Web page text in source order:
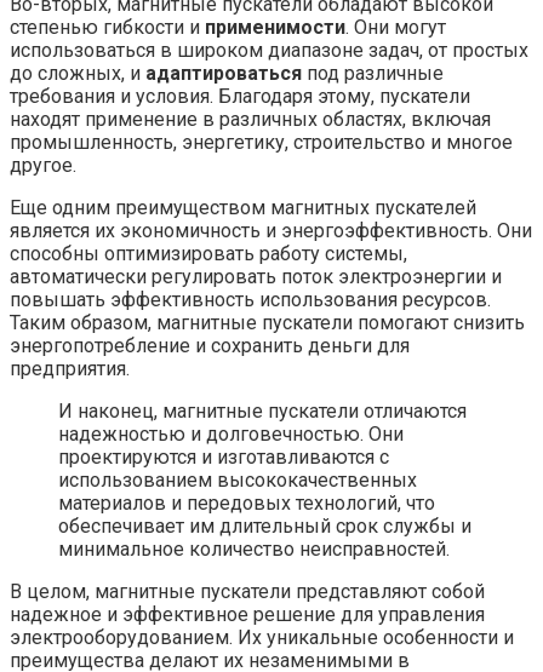
степенью гибкости и применимости. Они могут
использоваться в широком диапазоне задач, от простых
до сложных, и адаптироваться под различные
требования и условия. Благодаря этому, пускатели
находят применение в различных областях, включая
промышленность, энергетику, строительство и многое
другое.
Еще одним преимуществом магнитных пускателей
является их экономичность и энергоэффективность. Они
способны оптимизировать работу системы,
автоматически регулировать поток электроэнергии и
повышать эффективность использования ресурсов.
Таким образом, магнитные пускатели помогают снизить
энергопотребление и сохранить деньги для
предприятия.
И наконец, магнитные пускатели отличаются
надежностью и долговечностью. Они
проектируются и изготавливаются с
использованием высококачественных
материалов и передовых технологий, что
обеспечивает им длительный срок службы и
минимальное количество неисправностей.
В целом, магнитные пускатели представляют собой
надежное и эффективное решение для управления
электрооборудованием. Их уникальные особенности и
преимущества делают их незаменимыми в